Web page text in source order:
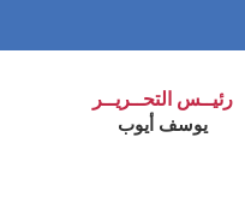
رئيــس التحــريــر
يوسف أيوب